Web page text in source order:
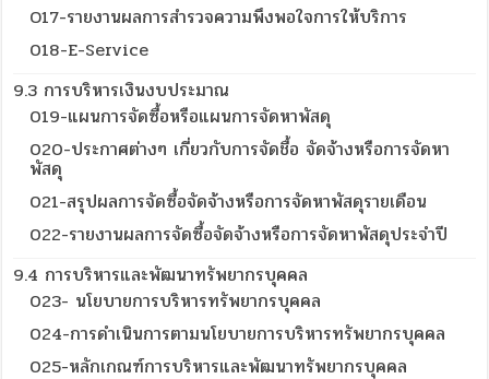
O17-รายงานผลการสำรวจความพึงพอใจการให้บริการ
018-E-Service
9.3 การบริหารเงินงบประมาณ
019-แผนการจัดซื้อหรือแผนการจัดหาพัสดุ
020-ประกาศต่างๆ เกี่ยวกับการจัดชื้อ จัดจ้างหรือการจัดหา
พัสดุ
021-สรุปผลการจัดซื้อจัดจ้างหรือการจัดหาพัสดุรายเดือน
022-รายงานผลการจัดซื้อจัดจ้างหรือการจัดหาพัสดุประจำปี
9.4 การบริหารและพัฒนาทรัพยากรบุคคล
023- นโยบายการบริหารทรัพยากรบุคคล
024-การดำเนินการตามนโยบายการบริหารทรัพยากรบุคคล
025-หลักเกณฑ์การบริหารและพัฒนาทรัพยากรบุคคล